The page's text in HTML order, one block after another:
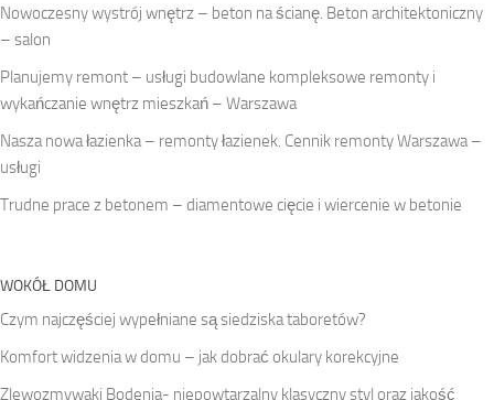
Nowoczesny wystrój wnętrz – beton na ścianę. Beton architektoniczny
– salon
Planujemy remont – usługi budowlane kompleksowe remonty i
wykańczanie wnętrz mieszkań – Warszawa
Nasza nowa łazienka – remonty łazienek. Cennik remonty Warszawa –
usługi
Trudne prace z betonem – diamentowe cięcie i wiercenie w betonie
WOKÓŁ DOMU
Czym najczęściej wypełniane są siedziska taboretów?
Komfort widzenia w domu – jak dobrać okulary korekcyjne
Zlewozmywaki Bodenia- niepowtarzalny klasyczny styl oraz jakość